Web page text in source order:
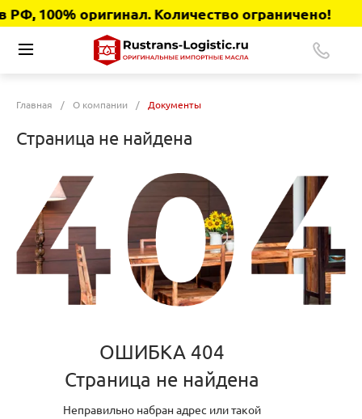
100% оригинал. Количество ограничено!
Главная / О компании / Документы
Страница не найдена
ОШИБКА 404
Страница не найдена
Неправильно набран адрес или такой